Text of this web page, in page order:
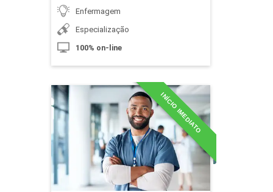
10h
Enfermagem
Especialização
100% on-line
INÍCIO IMEDIATO
Especialização em
Sistematização da
Assistência em
Enfermagem
Detalhes do curso